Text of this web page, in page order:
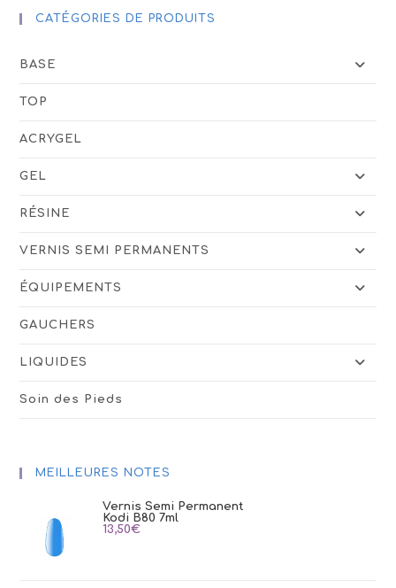
CATÉGORIES DE PRODUITS
BASE
TOP
ACRYGEL
GEL
RÉSINE
VERNIS SEMI PERMANENTS
ÉQUIPEMENTS
GAUCHERS
LIQUIDES
Soin des Pieds
MEILLEURES NOTES
Vernis Semi Permanent
Kodi B80 7ml
13,50€